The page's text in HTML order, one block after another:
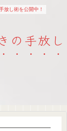
放し術を公開中！
の手放し